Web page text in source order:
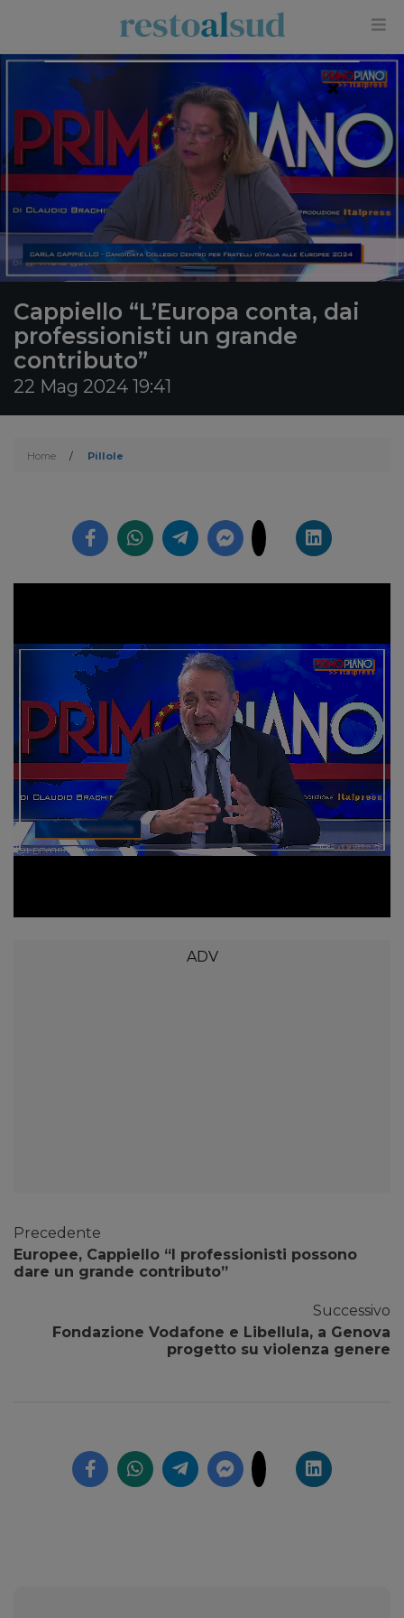
Cappiello “L’Europa conta, dai
professionisti un grande
contributo”
22 Mag 2024 19:41
Home / Pillole
Precedente
Europee, Cappiello “I professionisti possono
dare un grande contributo”
Successivo
Fondazione Vodafone e Libellula, a Genova
progetto su violenza genere
×